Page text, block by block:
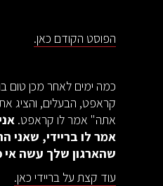
‍הפוסט הקודם כאן.
כמה ימים לאחר מכן טום
קראפט, הבעלים, והציג
אתה" אמר לו קראפט.
אמר לו בריידי, שאני
שהארגון שלך עשה אי
עוד קצת על בריידי כאן.